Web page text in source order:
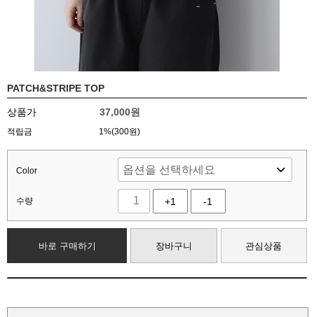
PATCH&STRIPE TOP
상품가 37,000원
적립금 1%(300원)
Color
수량 +1 -1
바로 구매하기 장바구니 관심상품